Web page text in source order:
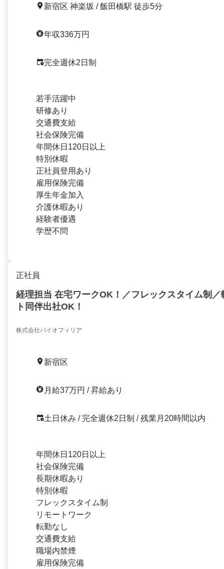
新宿区 神楽坂 / 飯田橋駅 徒歩5分
年収336万円
完全週休2日制
若手活躍中
研修あり
交通費支給
社会保険完備
年間休日120日以上
特別休暇
正社員登用あり
雇用保険完備
厚生年金加入
介護休暇あり
経験者優遇
学歴不問
正社員
経理担当 在宅ワークOK！／フレックスタイム制／
ト同伴出社OK！
株式会社バイオフィリア
新宿区
月給37万円 / 昇給あり
土日休み / 完全週休2日制 / 残業月20時間以内
年間休日120日以上
社会保険完備
長期休暇あり
特別休暇
フレックスタイム制
リモートワーク
転勤なし
交通費支給
職場内禁煙
雇用保険完備